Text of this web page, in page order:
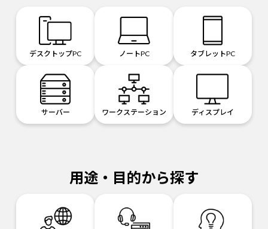
デスクトップPC ノートPC タブレットPC
サーバー ワークステーション ディスプレイ
用途・目的から探す